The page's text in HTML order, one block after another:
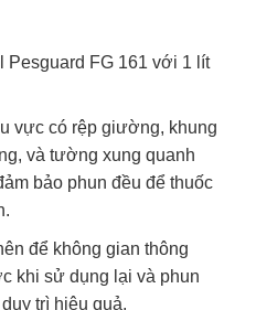
Pesguard FG 161 với 1 lít
vực có rệp giường, khung
và tường xung quanh
bảo phun đều để thuốc
để không gian thông
khi sử dụng lại và phun
trì hiệu quả.